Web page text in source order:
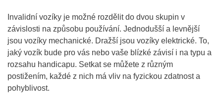
Invalidní vozíky je možné rozdělit do dvou skupin v
závislosti na způsobu používání. Jednodušší a levnější
jsou vozíky mechanické. Dražší jsou vozíky elektrické. To,
jaký vozík bude pro vás nebo vaše blízké závisí i na typu a
rozsahu handicapu. Setkat se můžete z různým
postižením, každé z nich má vliv na fyzickou zdatnost a
pohyblivost.